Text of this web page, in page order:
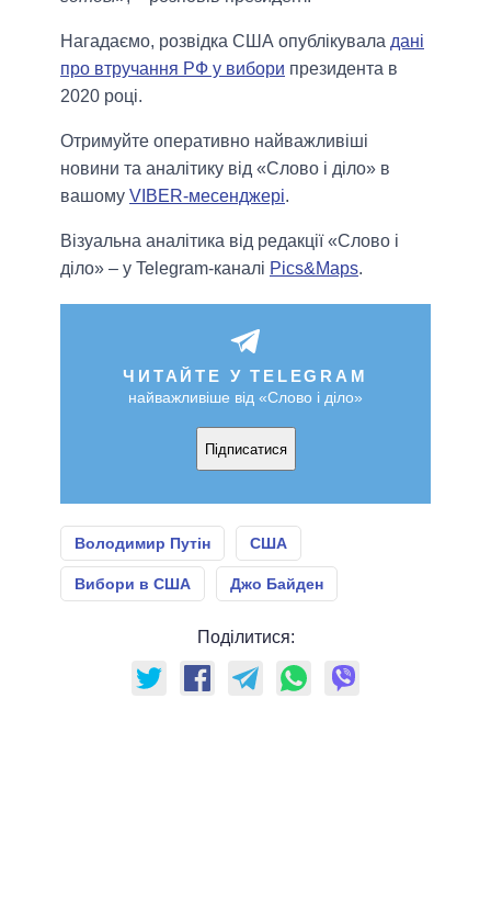
Нагадаємо, розвідка США опублікувала дані
про втручання РФ у вибори президента в
2020 році.
Отримуйте оперативно найважливіші
новини та аналітику від «Слово і діло» в
вашому VIBER-месенджері.
Візуальна аналітика від редакції «Слово і
діло» – у Telegram-каналі Pics&Maps.
ЧИТАЙТЕ У TELEGRAM
найважливіше від «Слово і діло»
Підписатися
Володимир Путін США
Вибори в США Джо Байден
Поділитися: